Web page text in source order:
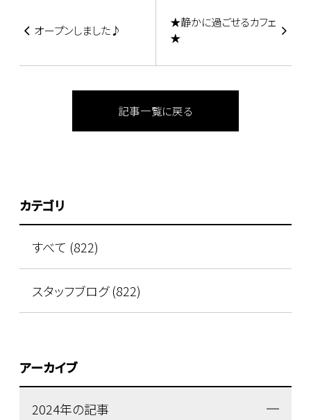
オープンしました♪
★静かに過ごせるカフェ
★
記事一覧に戻る
カテゴリ
すべて (822)
スタッフブログ (822)
アーカイブ
2024年の記事